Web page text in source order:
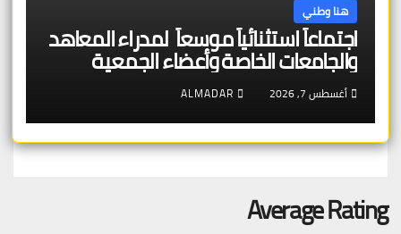
هنا وطني
اجتماعاً استثنائياً موسعاً لمدراء المعاهد
والجامعات الخاصة وأعضاء الجمعية
العمومية للنقابة العامة لمؤسسات
التعليم والتدريب الخاص في ليبيا
أغسطس 7, 2026 ALMADAR
Average Rating